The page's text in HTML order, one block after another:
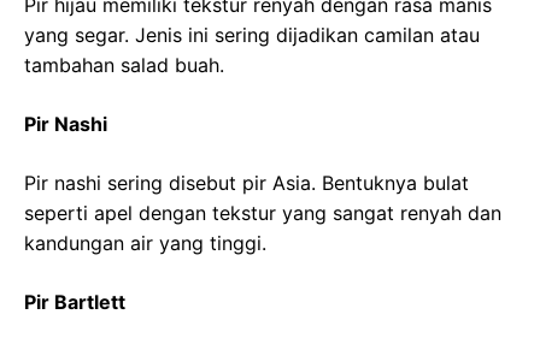
Pir hijau memiliki tekstur renyah dengan rasa manis
yang segar. Jenis ini sering dijadikan camilan atau
tambahan salad buah.
Pir Nashi
Pir nashi sering disebut pir Asia. Bentuknya bulat
seperti apel dengan tekstur yang sangat renyah dan
kandungan air yang tinggi.
Pir Bartlett